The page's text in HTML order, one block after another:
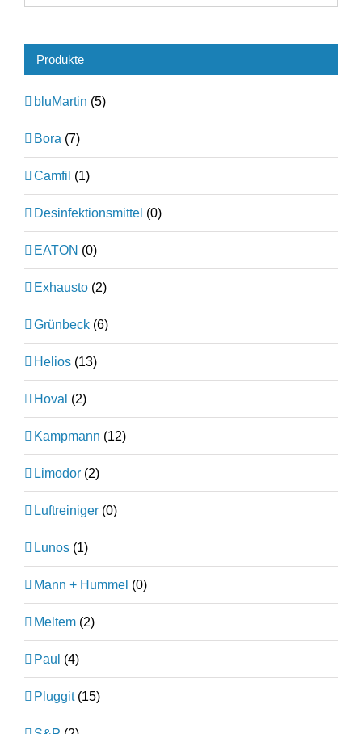
Produkte
bluMartin (5)
Bora (7)
Camfil (1)
Desinfektionsmittel (0)
EATON (0)
Exhausto (2)
Grünbeck (6)
Helios (13)
Hoval (2)
Kampmann (12)
Limodor (2)
Luftreiniger (0)
Lunos (1)
Mann + Hummel (0)
Meltem (2)
Paul (4)
Pluggit (15)